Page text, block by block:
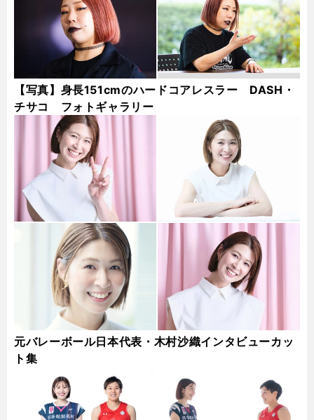
【写真】身長151cmのハードコアレスラー DASH・
チサコ フォトギャラリー
元バレーボール日本代表・木村沙織インタビューカッ
ト集